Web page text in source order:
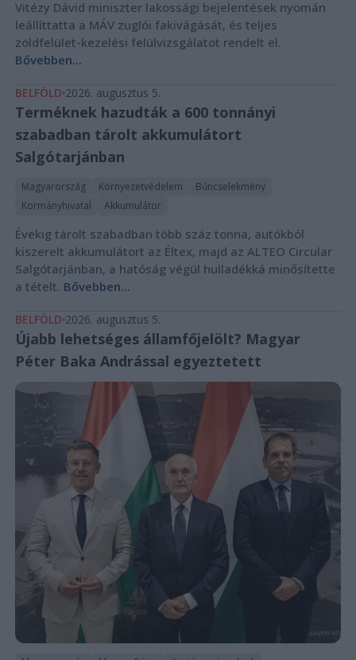
Vitézy Dávid miniszter lakossági bejelentések nyomán
leállíttatta a MÁV zuglói fakivágását, és teljes
zöldfelület-kezelési felülvizsgálatot rendelt el.
Bővebben...
BELFÖLD 2026. augusztus 5.
Terméknek hazudták a 600 tonnányi
szabadban tárolt akkumulátort
Salgótarjánban
Magyarország Környezetvédelem
Bűncselekmény
Kormányhivatal
Akkumulátor
Évekig tárolt szabadban több száz tonna, autókból
kiszerelt akkumulátort az Éltex, majd az ALTEO Circular
Salgótarjánban, a hatóság végül hulladékká minősítette
a tételt. Bővebben...
BELFÖLD 2026. augusztus 5.
Újabb lehetséges államfőjelölt? Magyar
Péter Baka Andrással egyeztetett